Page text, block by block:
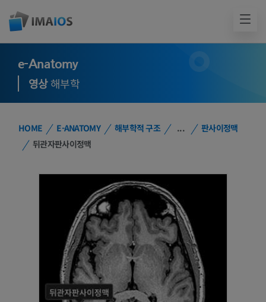
e-Anatomy
영상해부학
HOME E-ANATOMY 해부학적 구조 ...
판사이정맥
뒤관자판사이정맥